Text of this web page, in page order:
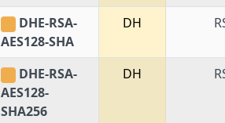
DHE-RSA-
AES128-SHA
DH
DHE-RSA-
AES128-
SHA256
DH